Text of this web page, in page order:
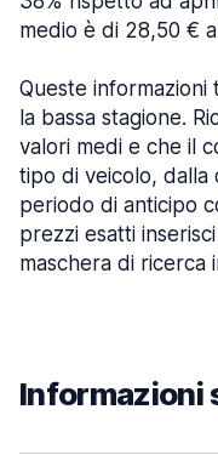
medio è di 28,50 €
Queste informazioni
la bassa stagione.
valori medi e che il
tipo di veicolo, dalla
periodo di anticipo
prezzi esatti
maschera di ricerca
Informazioni